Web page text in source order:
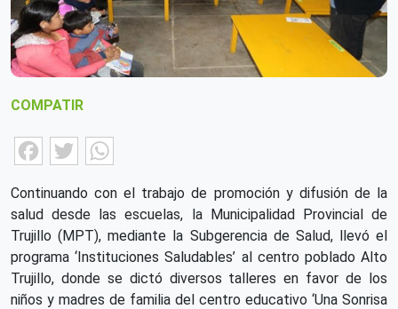
COMPATIR
Facebook
Twitter
Continuando con el trabajo de promoción y difusión de la
salud desde las escuelas, la Municipalidad Provincial de
Trujillo (MPT), mediante la Subgerencia de Salud, llevó el
programa ‘Instituciones Saludables’ al centro poblado Alto
Trujillo, donde se dictó diversos talleres en favor de los
niños y madres de familia del centro educativo ‘Una Sonrisa